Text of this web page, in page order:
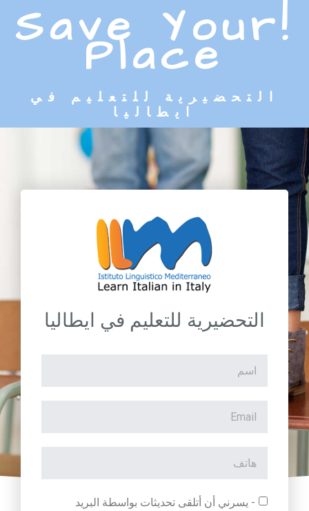
!Save Your
Place
التحضيرية للتعليم في
ايطاليا
التحضيرية للتعليم في ايطاليا
- يسرني أن أتلقى تحديثات بواسطة البريد